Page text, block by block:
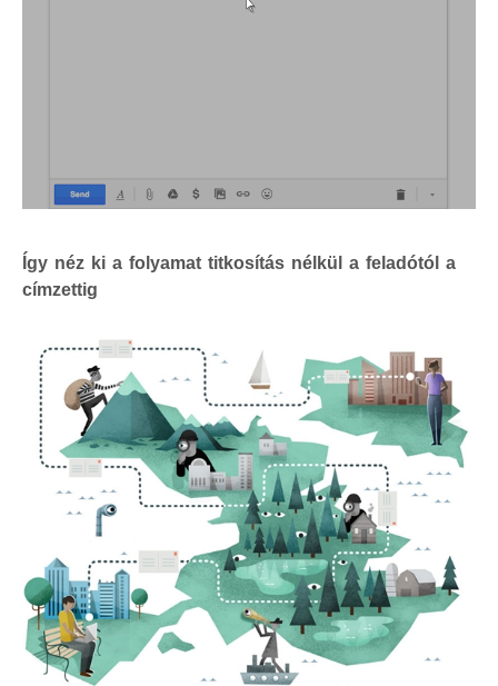
Így néz ki a folyamat titkosítás nélkül a feladótól a
címzettig